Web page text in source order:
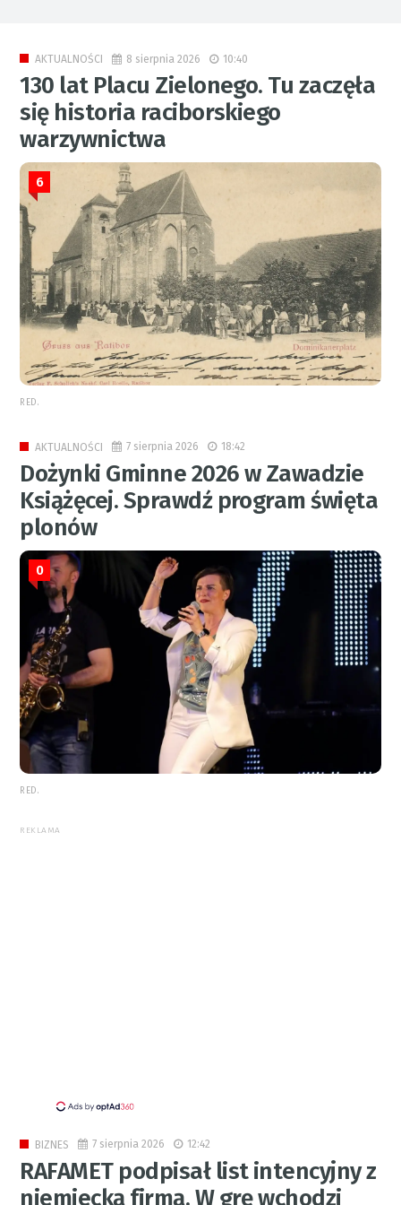
AKTUALNOŚCI 8 sierpnia 2026 10:40
130 lat Placu Zielonego. Tu zaczęła
się historia raciborskiego
warzywnictwa
6
RED.
AKTUALNOŚCI 7 sierpnia 2026 18:42
Dożynki Gminne 2026 w Zawadzie
Książęcej. Sprawdź program święta
plonów
0
RED.
REKLAMA
BIZNES 7 sierpnia 2026 12:42
RAFAMET podpisał list intencyjny z
niemiecką firmą. W grę wchodzi